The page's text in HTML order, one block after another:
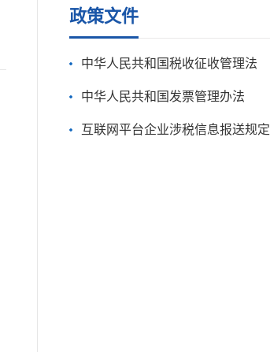
政策文件
中华人民共和国税收征收管理法
中华人民共和国发票管理办法
互联网平台企业涉税信息报送规定